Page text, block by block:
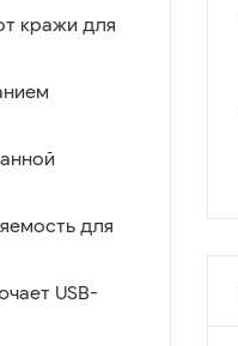
кражи для
для
USB-